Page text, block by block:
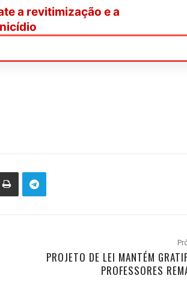
a revitimização e a
PROJETO DE LEI MANTÉM
PROFESSORES